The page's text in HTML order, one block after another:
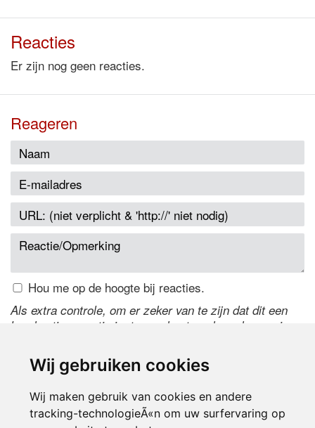
Wij gebruiken cookies
Wij maken gebruik van cookies en andere
tracking-technologieÃ«n om uw surfervaring op
Reacties
Er zijn nog geen reacties.
Reageren
Hou me op de hoogte bij reacties.
Als extra controle, om er zeker van te zijn dat dit een
handmatige reactie is, typ onderstaande code over in
de code te wijzigen.